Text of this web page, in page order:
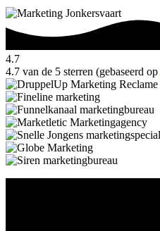
4.7
4.7 van de 5 sterren (gebaseerd op